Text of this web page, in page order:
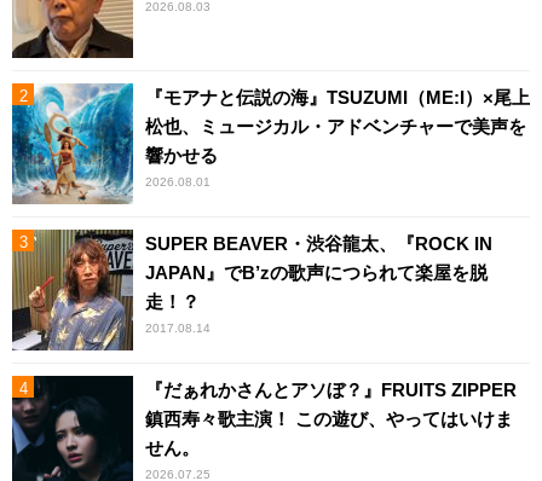
2026.08.03
『モアナと伝説の海』TSUZUMI（ME:I）×尾上
松也、ミュージカル・アドベンチャーで美声を
響かせる
2026.08.01
SUPER BEAVER・渋谷龍太、『ROCK IN
JAPAN』でB’zの歌声につられて楽屋を脱
走！？
2017.08.14
『だぁれかさんとアソぼ？』FRUITS ZIPPER
鎮西寿々歌主演！ この遊び、やってはいけま
せん。
2026.07.25